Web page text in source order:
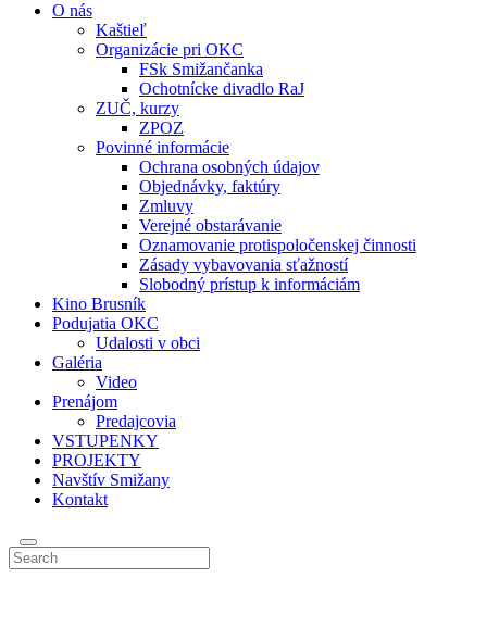
O nás
Kaštieľ
Organizácie pri OKC
FSk Smižančanka
Ochotnícke divadlo RaJ
ZUČ, kurzy
ZPOZ
Povinné informácie
Ochrana osobných údajov
Objednávky, faktúry
Zmluvy
Verejné obstarávanie
Oznamovanie protispoločenskej činnosti
Zásady vybavovania sťažností
Slobodný prístup k informáciám
Kino Brusník
Podujatia OKC
Udalosti v obci
Galéria
Video
Prenájom
Predajcovia
VSTUPENKY
PROJEKTY
Navštív Smižany
Kontakt